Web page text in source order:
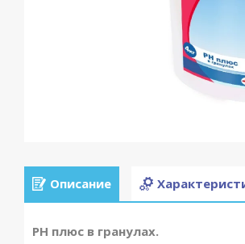
Описание
PН плюс в гранулах.